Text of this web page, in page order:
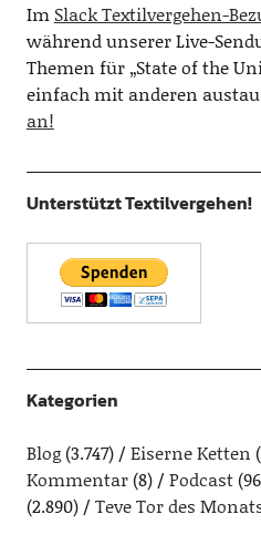
Im Slack Textilvergehen-
während unserer Live-
Themen für „State of the
einfach mit anderen
an!
Unterstützt Textilvergehen!
Kategorien
Blog(3.747) Eiserne Ketten
Kommentar(8) Podcast
(2.890)
Teve Tor des